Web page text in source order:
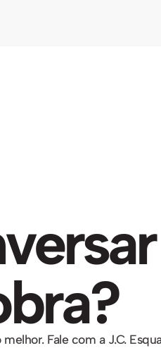
Fale com a J.C.